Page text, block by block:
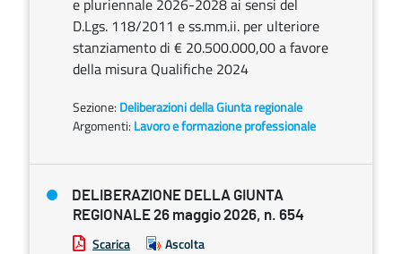
e pluriennale 2026-2028 ai sensi del
D.Lgs. 118/2011 e ss.mm.ii. per ulteriore
stanziamento di € 20.500.000,00 a favore
della misura Qualifiche 2024
Sezione: Deliberazioni della Giunta regionale
Argomenti: Lavoro e formazione professionale
DELIBERAZIONE DELLA GIUNTA
REGIONALE 26 maggio 2026, n. 654
Scarica Ascolta